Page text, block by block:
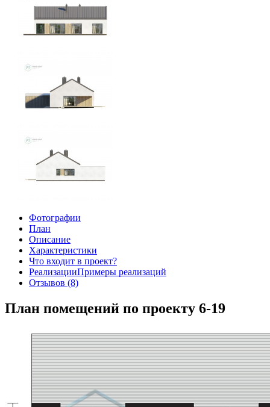
Фотографии
План
Описание
Характеристики
Что входит в проект?
РеализацииПримеры реализаций
Отзывов (8)
План помещений по проекту 6-19